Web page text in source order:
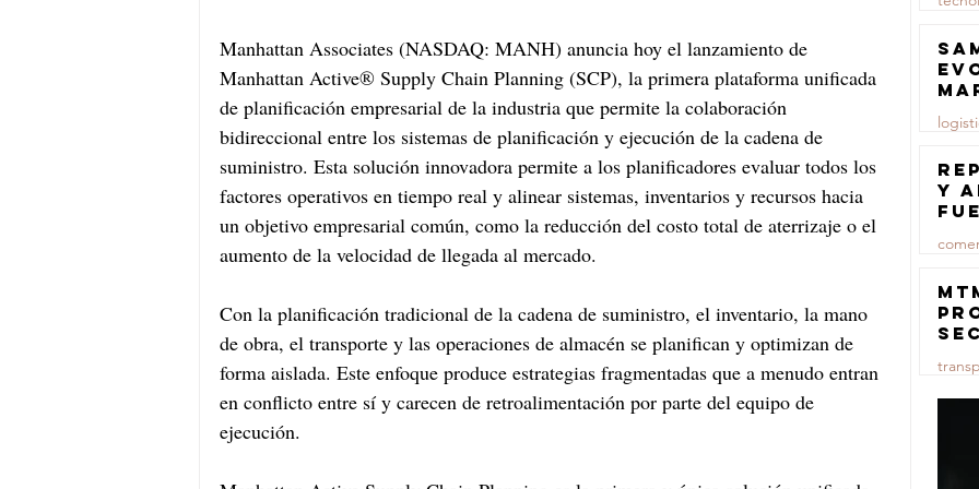
Manhattan Associates (NASDAQ: MANH) anuncia hoy el lanzamiento de
Manhattan Active® Supply Chain Planning (SCP), la primera plataforma unificada
de planificación empresarial de la industria que permite la colaboración
bidireccional entre los sistemas de planificación y ejecución de la cadena de
suministro. Esta solución innovadora permite a los planificadores evaluar todos los
factores operativos en tiempo real y alinear sistemas, inventarios y recursos hacia
un objetivo empresarial común, como la reducción del costo total de aterrizaje o el
aumento de la velocidad de llegada al mercado.
Con la planificación tradicional de la cadena de suministro, el inventario, la mano
de obra, el transporte y las operaciones de almacén se planifican y optimizan de
forma aislada. Este enfoque produce estrategias fragmentadas que a menudo entran
en conflicto entre sí y carecen de retroalimentación por parte del equipo de
ejecución.
23 jul
23 jul
y
23 jul